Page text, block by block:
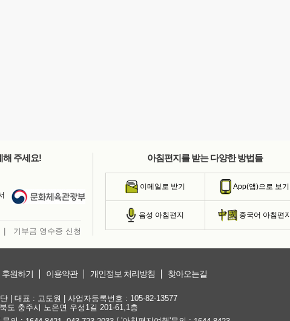
해 주세요!
기부금 영수증 신청
아침편지를 받는 다양한 방법들
이메일로 받기 App(앱)으로 보기
음성 아침편지 중국어 아침편지
원하기 이용약관 개인정보 처리방침 찾아오는길
| 대표 : 고도원 | 사업자등록번호 : 105-82-13577
도 충주시 노은면 우성1길 201-61,1층